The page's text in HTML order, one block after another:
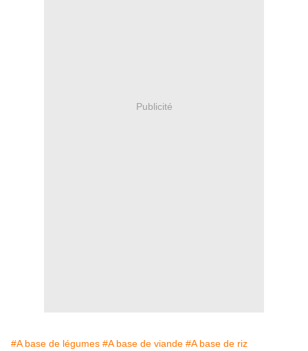
Publicité
#A base de légumes #A base de viande #A base de riz